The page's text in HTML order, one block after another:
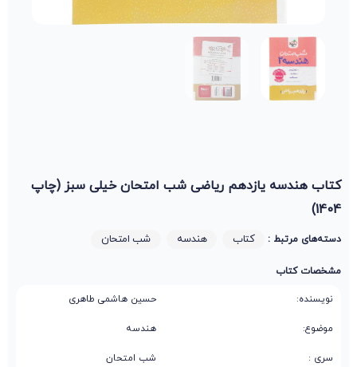
کتاب هندسه یازدهم ریاضی شب امتحان خیلی سبز (چاپ
1404)
دسته‌های مرتبط : کتاب هندسه شب امتحان
مشخصات کتاب
نویسنده: حسین هاشمی طاهری
موضوع: هندسه
سری : شب امتحان